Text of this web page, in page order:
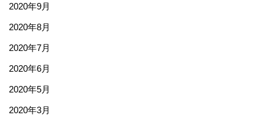
2020年9月
2020年8月
2020年7月
2020年6月
2020年5月
2020年3月